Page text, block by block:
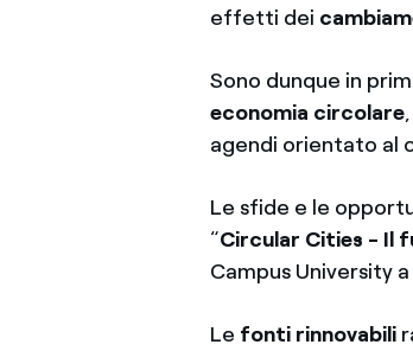
effetti dei
Sono dunque in
economia circolare
agendi orientato al
Le sfide e le
“Circular Cities - Il
Campus University a
Le fonti rinnovabili